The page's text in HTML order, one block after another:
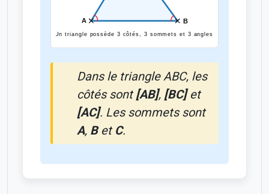
Dans le triangle ABC, les
côtés sont[AB], [BC]et
[AC]. Les sommets sont
A, Bet C.